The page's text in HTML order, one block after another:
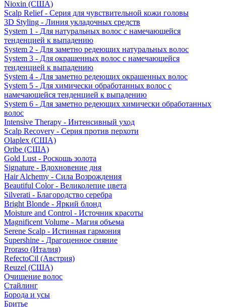
Nioxin (США)
Scalp Relief - Серия для чувствительной кожи головы
3D Styling - Линия укладочных средств
System 1 - Для натуральных волос с намечающейся
тенденцией к выпадению
System 2 - Для заметно редеющих натуральных волос
System 3 - Для окрашенных волос с намечающейся
тенденцией к выпадению
System 4 - Для заметно редеющих окрашенных волос
System 5 - Для химически обработанных волос с
намечающейся тенденцией к выпадению
System 6 - Для заметно редеющих химически обработанных
волос
Intensive Therapy - Интенсивный уход
Scalp Recovery - Серия против перхоти
Olaplex (США)
Oribe (США)
Gold Lust - Роскошь золота
Signature - Вдохновение дня
Hair Alchemy - Сила Возрождения
Beautiful Color - Великолепие цвета
Silverati - Благородство серебра
Bright Blonde - Яркий блонд
Moisture and Control - Источник красоты
Magnificent Volume - Магия объема
Serene Scalp - Истинная гармония
Supershine - Драгоценное сияние
Proraso (Италия)
RefectoCil (Австрия)
Reuzel (США)
Очищение волос
Стайлинг
Борода и усы
Бритье